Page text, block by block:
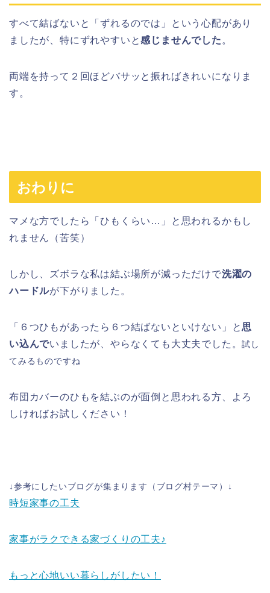
すべて結ばないと「ずれるのでは」という心配があり
ましたが、特にずれやすいと感じませんでした 。
両端を持って２回ほどバサッと振ればきれいになりま
す。
おわりに
マメな方でしたら「ひもくらい…」と思われるかもし
れません（苦笑）
しかし、ズボラな私は結ぶ場所が減っただけで洗濯の
ハードルが下がりました。
「６つひもがあったら６つ結ばないといけない」と思
い込んでいましたが、やらなくても大丈夫でした。試し
てみるものですね
布団カバーのひもを結ぶのが面倒と思われる方、よろ
しければお試しください！
↓参考にしたいブログが集まります（ブログ村テーマ）↓
時短家事の工夫
家事がラクできる家づくりの工夫♪
もっと心地いい暮らしがしたい！